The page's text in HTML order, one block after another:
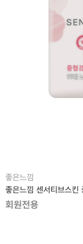
좋은느낌
좋은느낌 센서티브스킨
회원전용